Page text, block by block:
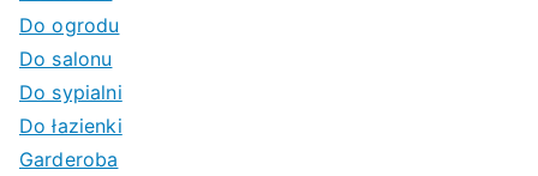
Do ogrodu
Do salonu
Do sypialni
Do łazienki
Garderoba